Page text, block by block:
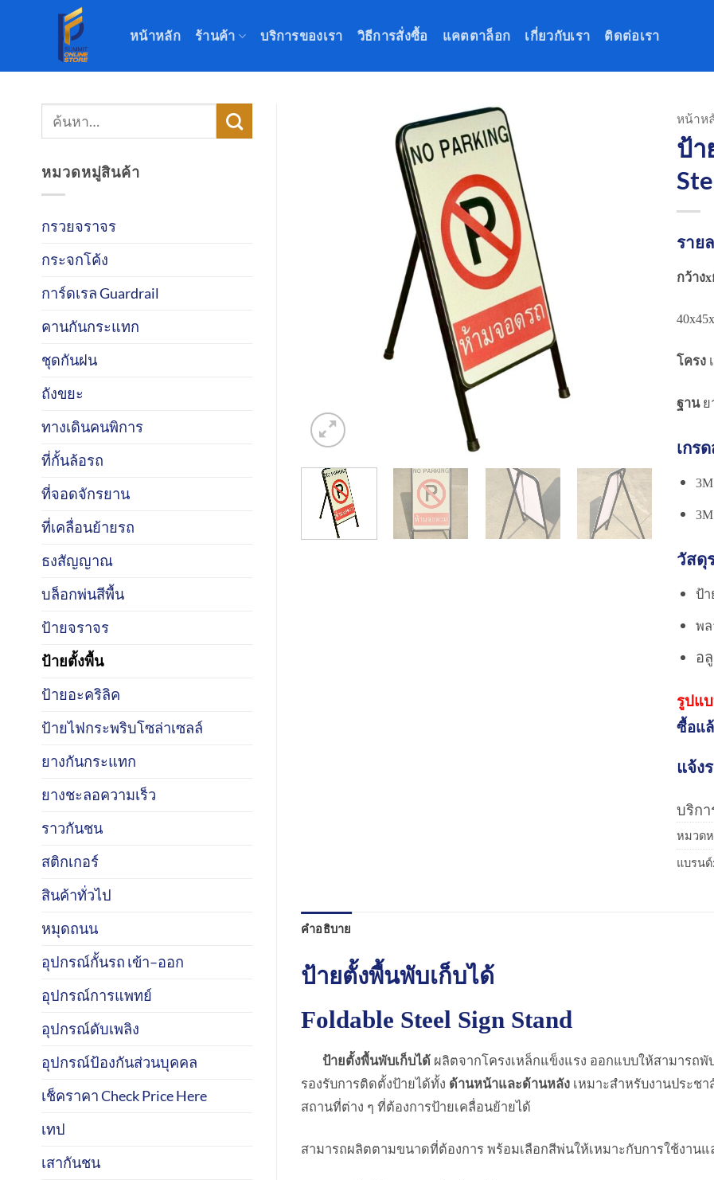
หน้าหลัก ร้านค้า บริการของเรา วิธีการสั่งซื้อ แคตตาล็อก เกี่ยวกับเรา ติดต่อเรา
ค้นหา:
หมวดหมู่สินค้า
กรวยจราจร
กระจกโค้ง
การ์ดเรล Guardrail
คานกันกระแทก
ชุดกันฝน
ถังขยะ
ทางเดินคนพิการ
ที่กั้นล้อรถ
ที่จอดจักรยาน
ที่เคลื่อนย้ายรถ
ธงสัญญาณ
บล็อกพ่นสีพื้น
ป้ายจราจร
ป้ายตั้งพื้น
ป้ายอะคริลิค
ป้ายไฟกระพริบโซล่าเซลล์
ยางกันกระแทก
ยางชะลอความเร็ว
ราวกันชน
สติกเกอร์
สินค้าทั่วไป
หมุดถนน
อุปกรณ์กั้นรถ เข้า–ออก
อุปกรณ์การแพทย์
อุปกรณ์ดับเพลิง
อุปกรณ์ป้องกันส่วนบุคคล
เช็คราคา Check Price Here
เทป
เสากันชน
หน้าห
ป้า
ราย
กว้าง
โครง
ฐานย
เกร
วัสดุ
ป้า
พล
อ
รูปแ
ซื้อแ
แจ้ง
บริก
หมวด
แบรนด์:
คำอธิบาย
ป้ายตั้งพื้นพับเก็บได้
Foldable Steel Sign Stand
ป้ายตั้งพื้นพับเก็บได้ ผลิตจากโครงเหล็กแข็งแรง ออกแบบให้สามารถ
รองรับการติดตั้งป้ายได้ทั้ง ด้านหน้าและด้านหลัง เหมาะสำหรับงานประช
สถานที่ต่าง ๆ ที่ต้องการป้ายเคลื่อนย้ายได้
สามารถผลิตตามขนาดที่ต้องการ พร้อมเลือกสีพ่นให้เหมาะกับการใช้งาน